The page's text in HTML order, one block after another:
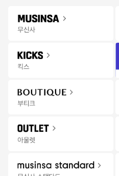
아울렛 상품을 검색해 보세요.
추천 랭킹 세일
잡화위크
Menu
무신사 앱 설치하고 다양한 혜택과